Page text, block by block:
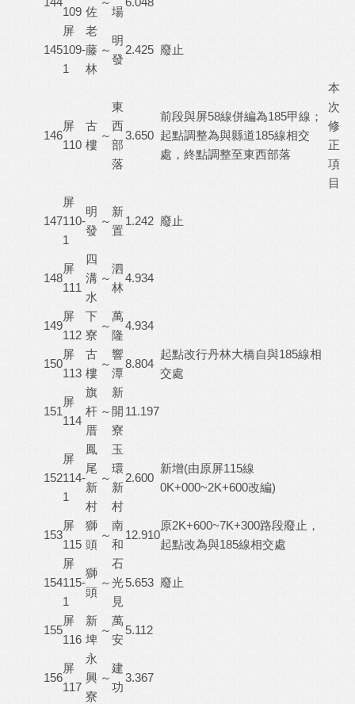
109 佐 場
145
屏
109-
1
老
藤
林
～
明
發
2.425 廢止
146
屏
110
古
樓
～
東
西
部
落
3.650
前段與屏58線併編為185甲線；
起點調整為與縣道185線相交
處，終點調整至東西部落
本
次
修
正
項
目
147
屏
110-
1
明
發
～
新
置
1.242 廢止
148
屏
111
四
溝
水
～
泗
林
4.934
149
屏
112
下
寮
～
萬
隆
4.934
150
屏
113
古
樓
～
響
潭
8.804
起點改行丹林大橋自與185線相
交處
151
屏
114
旗
杆
厝
～
新
開
寮
11.197
152
屏
114-
1
鳳
尾
新
村
～
玉
環
新
村
2.600
新增(由原屏115線
0K+000~2K+600改編)
153
屏
115
獅
頭
～
南
和
12.910
原2K+600~7K+300路段廢止，
起點改為與185線相交處
154
屏
115-
1
獅
頭
～
石
光
見
5.653 廢止
155
屏
116
新
埤
～
萬
安
5.112
156
屏
117
永
興
寮
～
建
功
3.367